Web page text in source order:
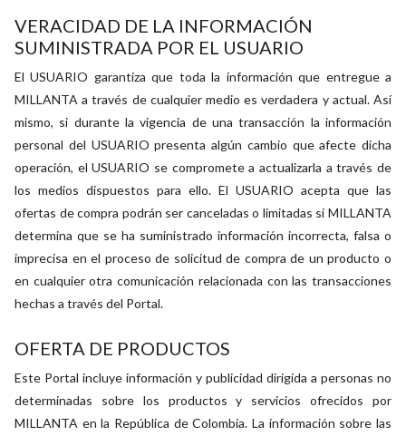
VERACIDAD DE LA INFORMACIÓN
SUMINISTRADA POR EL USUARIO
El USUARIO garantiza que toda la información que entregue a
MILLANTA a través de cualquier medio es verdadera y actual. Así
mismo, si durante la vigencia de una transacción la información
personal del USUARIO presenta algún cambio que afecte dicha
operación, el USUARIO se compromete a actualizarla a través de
los medios dispuestos para ello. El USUARIO acepta que las
ofertas de compra podrán ser canceladas o limitadas si MILLANTA
determina que se ha suministrado información incorrecta, falsa o
imprecisa en el proceso de solicitud de compra de un producto o
en cualquier otra comunicación relacionada con las transacciones
hechas a través del Portal.
OFERTA DE PRODUCTOS
Este Portal incluye información y publicidad dirigida a personas no
determinadas sobre los productos y servicios ofrecidos por
MILLANTA en la República de Colombia. La información sobre las